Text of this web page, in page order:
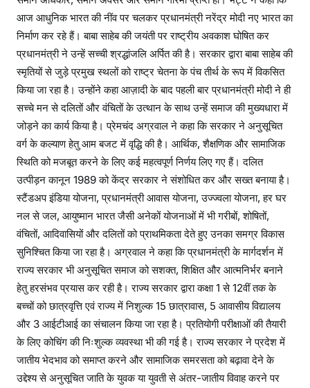
आज आधुनिक भारत की नींव पर चलकर प्रधानमंत्री नरेंद्र मोदी नए भारत का
निर्माण कर रहे हैं। बाबा साहेब की जयंती पर राष्ट्रीय अवकाश घोषित कर
प्रधानमंत्री ने उन्हें सच्ची श्रद्धांजलि अर्पित की है। सरकार द्वारा बाबा साहेब की
स्मृतियों से जुड़े प्रमुख स्थलों को राष्ट्र चेतना के पंच तीर्थ के रूप में विकसित
किया जा रहा है। उन्होंने कहा आज़ादी के बाद पहली बार प्रधानमंत्री मोदी ने ही
सच्चे मन से दलितों और वंचितों के उत्थान के साथ उन्हें समाज की मुख्यधारा में
जोड़ने का कार्य किया है। प्रेमचंद अग्रवाल ने कहा कि सरकार ने अनुसूचित
वर्ग के कल्याण हेतु आम बजट में वृद्धि की है। आर्थिक, शैक्षणिक और सामाजिक
स्थिति को मजबूत करने के लिए कई महत्वपूर्ण निर्णय लिए गए हैं। दलित
उत्पीड़न कानून 1989 को केंद्र सरकार ने संशोधित कर और सख्त बनाया है।
स्टैंडअप इंडिया योजना, प्रधानमंत्री आवास योजना, उज्ज्वला योजना, हर घर
नल से जल, आयुष्मान भारत जैसी अनेकों योजनाओं में भी गरीबों, शोषितों,
वंचितों, आदिवासियों और दलितों को प्राथमिकता देते हुए उनका समग्र विकास
सुनिश्चित किया जा रहा है। अग्रवाल ने कहा कि प्रधानमंत्री के मार्गदर्शन में
राज्य सरकार भी अनुसूचित समाज को सशक्त, शिक्षित और आत्मनिर्भर बनाने
हेतु हरसंभव प्रयास कर रही है। राज्य सरकार द्वारा कक्षा 1 से 12वीं तक के
बच्चों को छात्रवृत्ति एवं राज्य में निशुल्क 15 छात्रावास, 5 आवासीय विद्यालय
और 3 आईटीआई का संचालन किया जा रहा है। प्रतियोगी परीक्षाओं की तैयारी
के लिए कोचिंग की निःशुल्क व्यवस्था भी की गई है। राज्य सरकार ने प्रदेश में
जातीय भेदभाव को समाप्त करने और सामाजिक समरसता को बढ़ावा देने के
उद्देश्य से अनुसूचित जाति के युवक या युवती से अंतर-जातीय विवाह करने पर